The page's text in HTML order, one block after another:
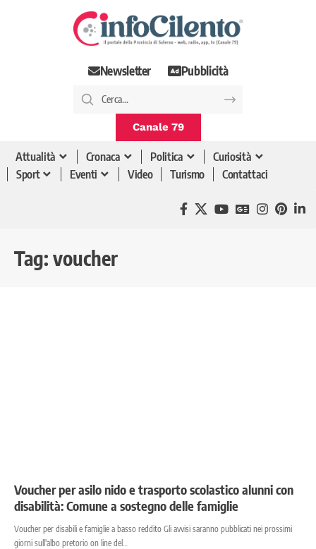
Newsletter Pubblicità
Canale 79
Attualità Cronaca Politica
Curiosità
Sport
Eventi Video Turismo Contattaci
Tag: voucher
Voucher per asilo nido e trasporto scolastico alunni con
disabilità: Comune a sostegno delle famiglie
Voucher per disabili e famiglie a basso reddito Gli avvisi saranno pubblicati nei prossimi
giorni sull'albo pretorio on line del…